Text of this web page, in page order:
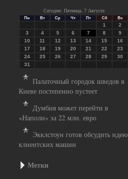
Сегодня: Пятница, 7 Августа
Пн Вт Ср Чт Пт Сб Вс
1
2
3
4 5 6 7 8
9
10
11 12 13 14 15
16
17
18 19 20 21 22
23
24
25 26 27 28 29
30
31
Палаточный городок шведов в
Киеве постепенно пустеет
Думбия может перейти в
«Наполи» за 22 млн. евро
Экклстоун готов обсудить идею
клиентских машин
Метки